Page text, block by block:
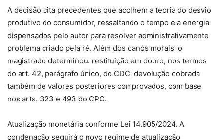
A decisão cita precedentes que acolhem a teoria do desvio
produtivo do consumidor, ressaltando o tempo e a energia
dispensados pelo autor para resolver administrativamente
problema criado pela ré. Além dos danos morais, o
magistrado determinou: restituição em dobro, nos termos
do art. 42, parágrafo único, do CDC; devolução dobrada
também de valores posteriores comprovados, com base
nos arts. 323 e 493 do CPC.
Atualização monetária conforme Lei 14.905/2024. A
condenação seguirá o novo regime de atualização